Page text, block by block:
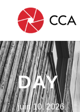
DAY
juin 10, 2026